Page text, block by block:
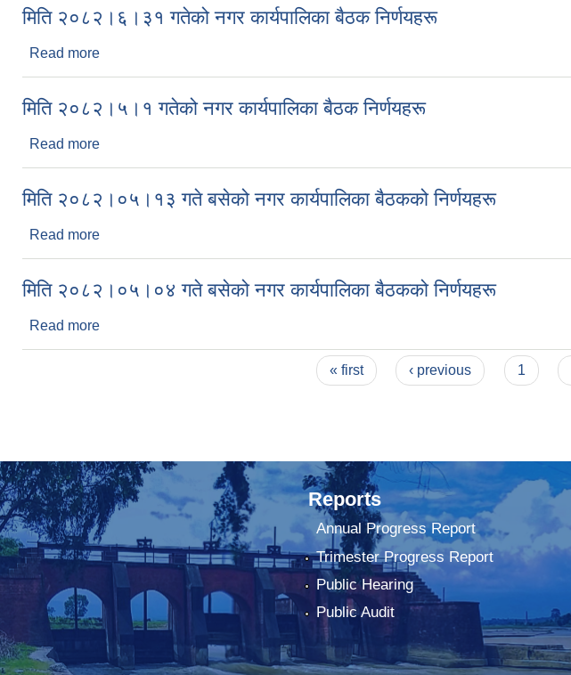
मिति २०८२।६।३१ गतेको नगर कार्यपालिका बैठक निर्णयहरू
Read more
मिति २०८२।५।१ गतेको नगर कार्यपालिका बैठक निर्णयहरू
Read more
मिति २०८२।०५।१३ गते बसेको नगर कार्यपालिका बैठकको निर्णयहरू
Read more
मिति २०८२।०५।०४ गते बसेको नगर कार्यपालिका बैठकको निर्णयहरू
Read more
« first ‹ previous 1
Reports
Annual Progress Report
Trimester Progress Report
Public Hearing
Public Audit